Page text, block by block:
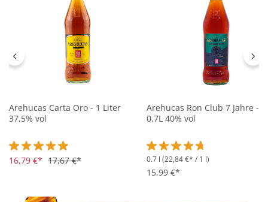
Arehucas Carta Oro - 1 Liter
37,5% vol
Durchschnittliche Bewertung von 4.9 von 5 Sternen
16,79 €* 17,67 €*
Arehucas Ron Club 7 Jahre -
0,7L 40% vol
Durchschnittliche
0.7 l (22,84 €* / 1 l)
15,99 €*